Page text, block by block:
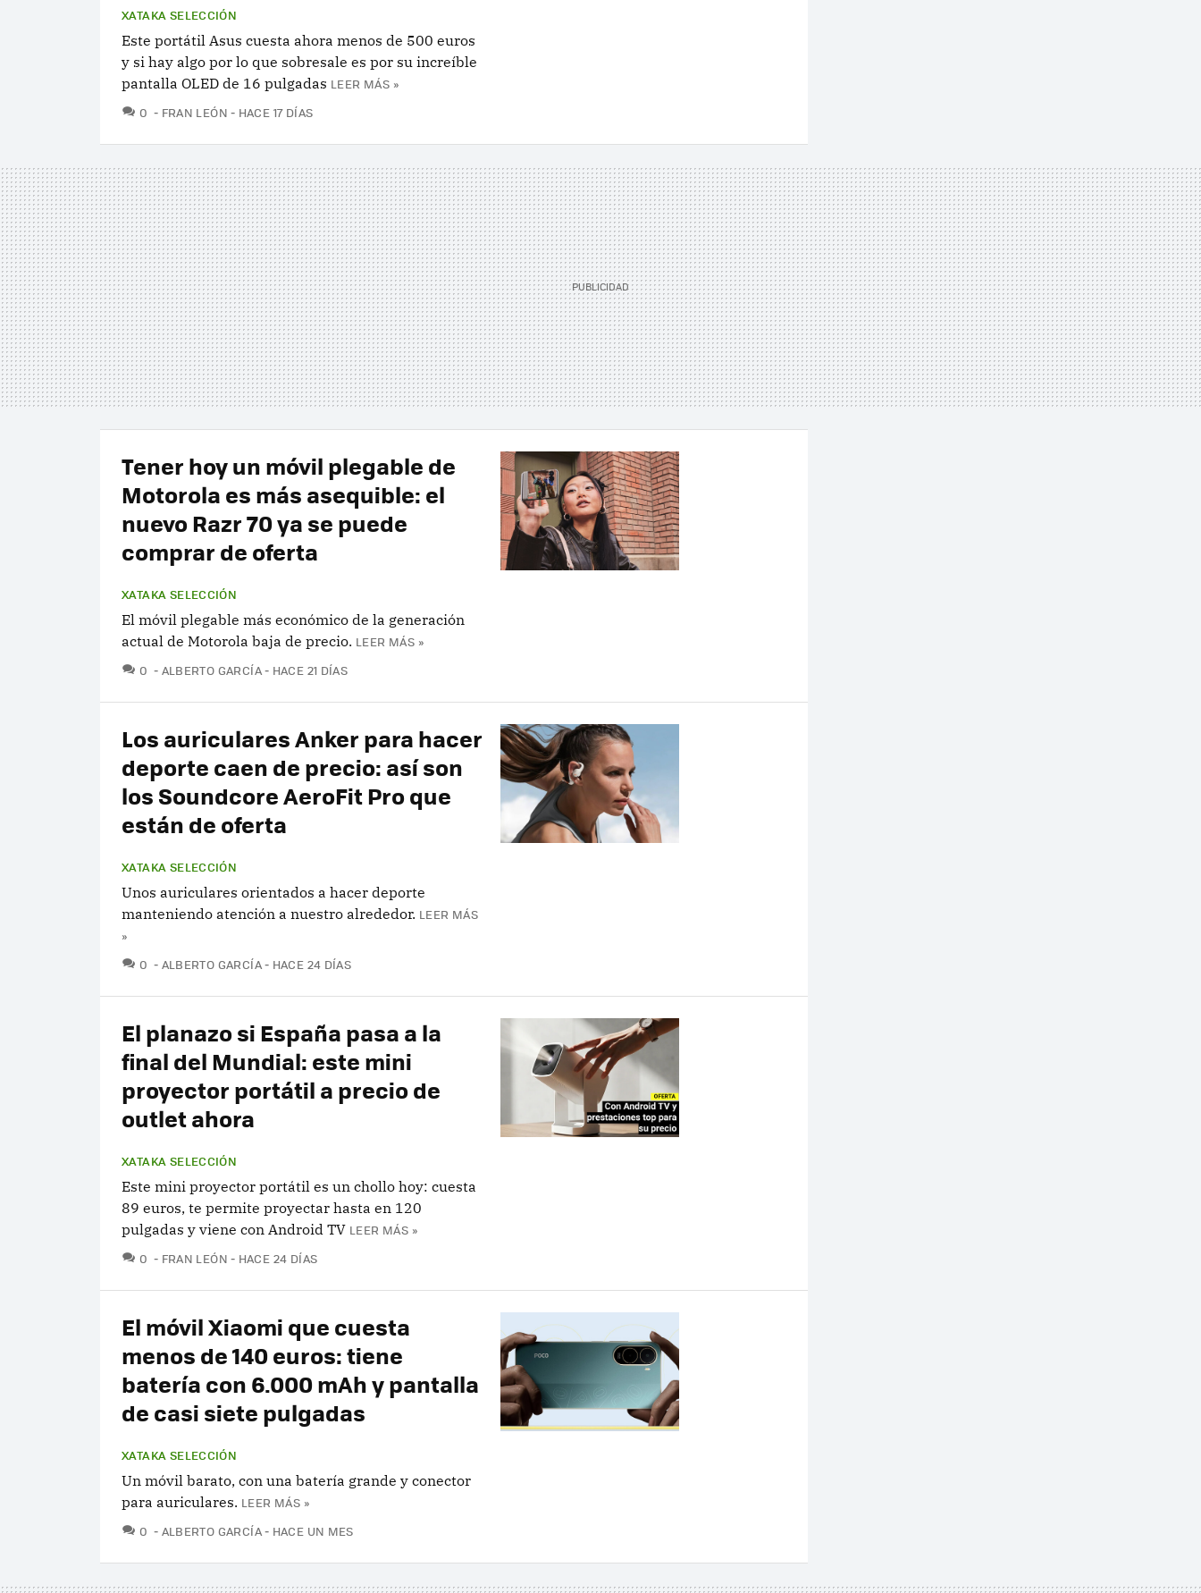
XATAKA SELECCIÓN
Este portátil Asus cuesta ahora menos de 500 euros
y si hay algo por lo que sobresale es por su increíble
pantalla OLED de 16 pulgadas LEER MÁS »
0 COMENTARIOS
FRAN LEÓN HACE 17 DÍAS
Tener hoy un móvil plegable de
Motorola es más asequible: el
nuevo Razr 70 ya se puede
comprar de oferta
XATAKA SELECCIÓN
El móvil plegable más económico de la generación
actual de Motorola baja de precio. LEER MÁS »
0 COMENTARIOS
ALBERTO GARCÍA HACE 21 DÍAS
Los auriculares Anker para hacer
deporte caen de precio: así son
los Soundcore AeroFit Pro que
están de oferta
XATAKA SELECCIÓN
Unos auriculares orientados a hacer deporte
manteniendo atención a nuestro alrededor. LEER MÁS
»
0 COMENTARIOS
ALBERTO GARCÍA HACE 24 DÍAS
El planazo si España pasa a la
final del Mundial: este mini
proyector portátil a precio de
outlet ahora
XATAKA SELECCIÓN
Este mini proyector portátil es un chollo hoy: cuesta
89 euros, te permite proyectar hasta en 120
pulgadas y viene con Android TV LEER MÁS »
0 COMENTARIOS
FRAN LEÓN HACE 24 DÍAS
El móvil Xiaomi que cuesta
menos de 140 euros: tiene
batería con 6.000 mAh y pantalla
de casi siete pulgadas
XATAKA SELECCIÓN
Un móvil barato, con una batería grande y conector
para auriculares. LEER MÁS »
0 COMENTARIOS
ALBERTO GARCÍA HACE UN MES